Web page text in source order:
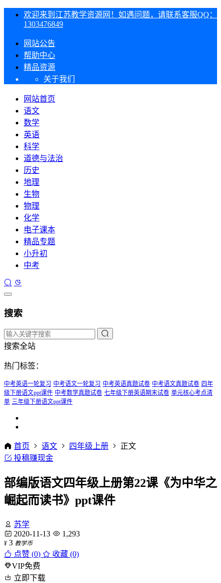
欢迎来到江苏教学资源网！如遇问题，请联系客服QQ：
1303476849
网站公告
帮助中心
精品资源
关于我们
网站首页
语文
数学
英语
科学
道德与法治
历史
地理
生物
物理
化学
电子课本
精品专题
小升初
中考
搜索
搜索全站
热门标签：
中考英语一轮复习 中考语文一轮复习 中考英语真题试卷 中考语文真题试卷 四年
级下册语文ppt课件 中考数学真题试卷 七年级下册英语期末试卷 单元核心考点清
单 三年级下册语文ppt课件
首页 语文 四年级上册
正文
投稿赚现金
部编版语文四年级上册第22课《为中华之
崛起而读书》ppt课件
苏学
2020-11-13
1,293
¥ 3 教学币
点赞 (0)
收藏 (0)
VIP免费
立即下载